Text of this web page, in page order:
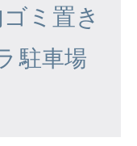
ミ置き
駐車場